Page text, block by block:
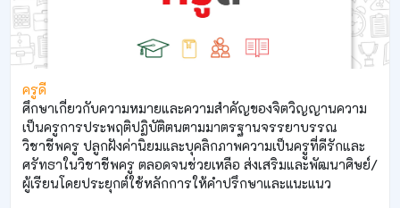
ครูดี
ศึกษาเกี่ยวกับความหมายและความสำคัญของจิตวิญญานความ
เป็นครูการประพฤติปฏิบัติตนตามมาตรฐานจรรยาบรรณ
วิชาชีพครู ปลูกฝังค่านิยมและบุคลิกภาพความเป็นครููที่ดีรักและ
ศรัทธาในวิชาชีพครู ตลอดจนช่วยเหลือ ส่งเสริมและพัฒนาศิษย์/
ผู้เรียนโดยประยุกต์ใช้หลักการให้คำปรึกษาและแนะแนว